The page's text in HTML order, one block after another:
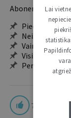
Abonentu
Pieeja
Neierobežota
Vairāk nekā
Visi
7
Lai